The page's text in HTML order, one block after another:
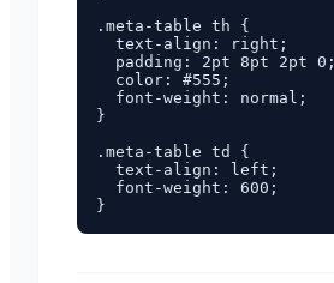
.meta-table th {
  text-align: right;
  padding: 2pt 8pt 2pt 0;
  color: #555;
  font-weight: normal;
}
.meta-table td {
  text-align: left;
  font-weight: 600;